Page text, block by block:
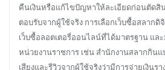
คืนเงินหรือแก้ไขปัญหาให้ละเอียดก่อนตัดสิ
ตอบรับจากผู้ใช้จริง การเลือกเว็บซื้อสลาก
เว็บซื้อลอตเตอรี่ออนไลน์ที่ได้มาตรฐาน แล
หน่วยงานราชการ เช่น สำนักงานสลากกินแ
เสียงและรีวิวจากผู้ใช้จริงว่ามีการจ่ายเงินร